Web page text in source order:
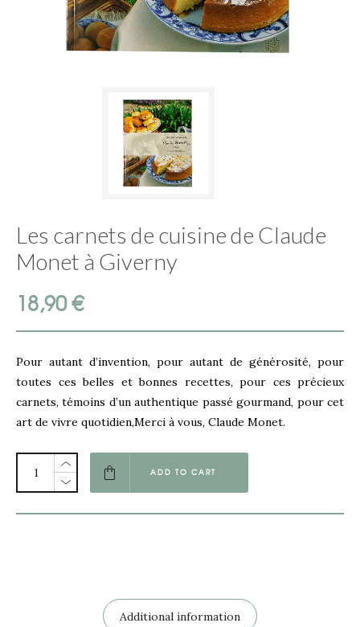
Les carnets de cuisine de Claude
Monet à Giverny
18,90€
Pour autant d’invention, pour autant de générosité, pour
toutes ces belles et bonnes recettes, pour ces précieux
carnets, témoins d’un authentique passé gourmand, pour cet
art de vivre quotidien,Merci à vous, Claude Monet.
ADD TO CART
Additional information